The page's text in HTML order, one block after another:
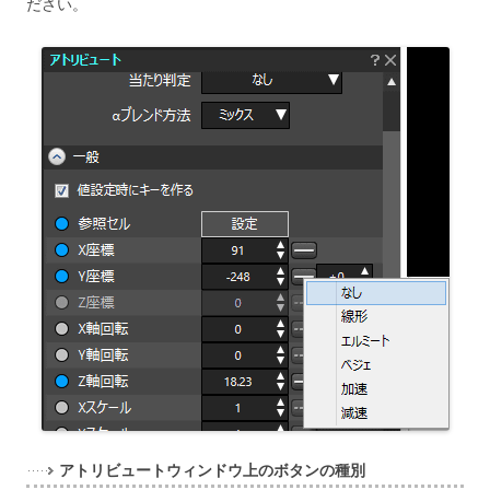
ださい。
アトリビュートウィンドウ上のボタンの種別